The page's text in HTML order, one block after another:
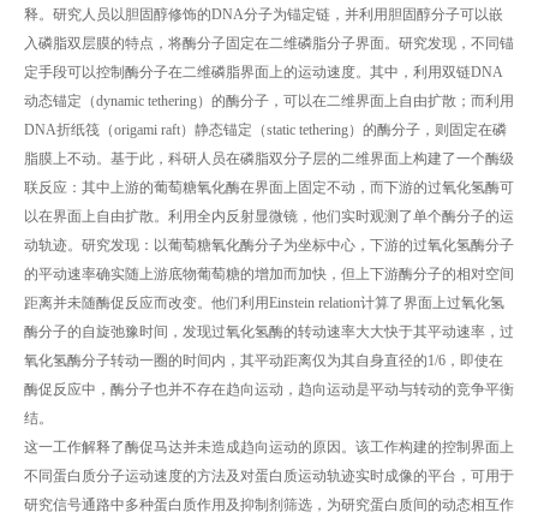
释。研究人员以胆固醇修饰的DNA分子为锚定链，并利用胆固醇分子可以嵌
入磷脂双层膜的特点，将酶分子固定在二维磷脂分子界面。研究发现，不同锚
定手段可以控制酶分子在二维磷脂界面上的运动速度。其中，利用双链DNA
动态锚定（dynamic tethering）的酶分子，可以在二维界面上自由扩散；而利用
DNA折纸筏（origami raft）静态锚定（static tethering）的酶分子，则固定在磷
脂膜上不动。基于此，科研人员在磷脂双分子层的二维界面上构建了一个酶级
联反应：其中上游的葡萄糖氧化酶在界面上固定不动，而下游的过氧化氢酶可
以在界面上自由扩散。利用全内反射显微镜，他们实时观测了单个酶分子的运
动轨迹。研究发现：以葡萄糖氧化酶分子为坐标中心，下游的过氧化氢酶分子
的平动速率确实随上游底物葡萄糖的增加而加快，但上下游酶分子的相对空间
距离并未随酶促反应而改变。他们利用Einstein relation计算了界面上过氧化氢
酶分子的自旋弛豫时间，发现过氧化氢酶的转动速率大大快于其平动速率，过
氧化氢酶分子转动一圈的时间内，其平动距离仅为其自身直径的1/6，即使在
酶促反应中，酶分子也并不存在趋向运动，趋向运动是平动与转动的竞争平衡
结。
这一工作解释了酶促马达并未造成趋向运动的原因。该工作构建的控制界面上
不同蛋白质分子运动速度的方法及对蛋白质运动轨迹实时成像的平台，可用于
研究信号通路中多种蛋白质作用及抑制剂筛选，为研究蛋白质间的动态相互作